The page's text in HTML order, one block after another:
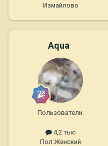
Измайлово
Aqua
Пользователи.
4,2 тыс
Пол:Женский